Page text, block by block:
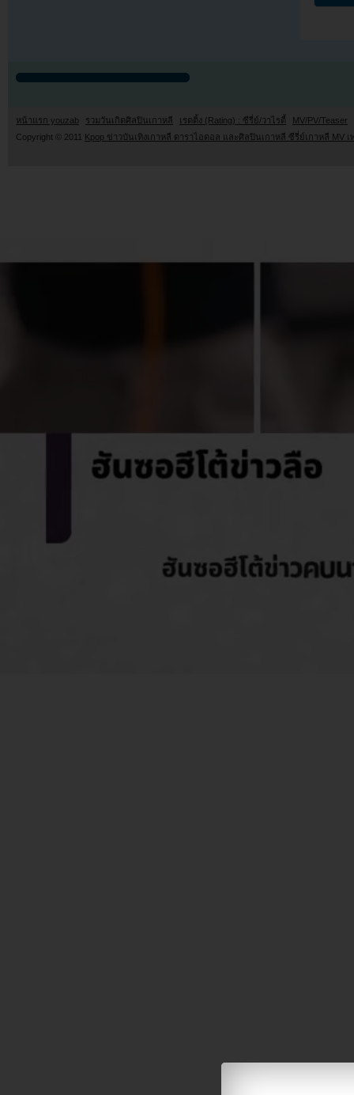
หน้าแรก youzab รวมวันเกิดศิลปินเกาหลี เรตติ้ง (Rating) : ซีรี่ย์/วาไรตี้
MV/PV/Teaser
Copyright © 2011 Kpop ข่าวบันเทิงเกาหลี ดาราไอดอล และศิลปินเกาหลี ซีรี่ย์เกาหลี MV